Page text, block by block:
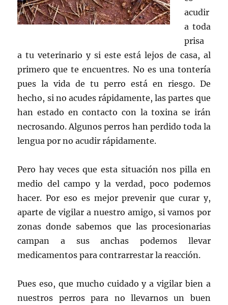
acudir
a toda
prisa
a tu veterinario y si este está lejos de casa, al
primero que te encuentres. No es una tontería
pues la vida de tu perro está en riesgo. De
hecho, si no acudes rápidamente, las partes que
han estado en contacto con la toxina se irán
necrosando. Algunos perros han perdido toda la
lengua por no acudir rápidamente.
Pero hay veces que esta situación nos pilla en
medio del campo y la verdad, poco podemos
hacer. Por eso es mejor prevenir que curar y,
aparte de vigilar a nuestro amigo, si vamos por
zonas donde sabemos que las procesionarias
campan a sus anchas podemos llevar
medicamentos para contrarrestar la reacción.
Pues eso, que mucho cuidado y a vigilar bien a
nuestros perros para no llevarnos un buen